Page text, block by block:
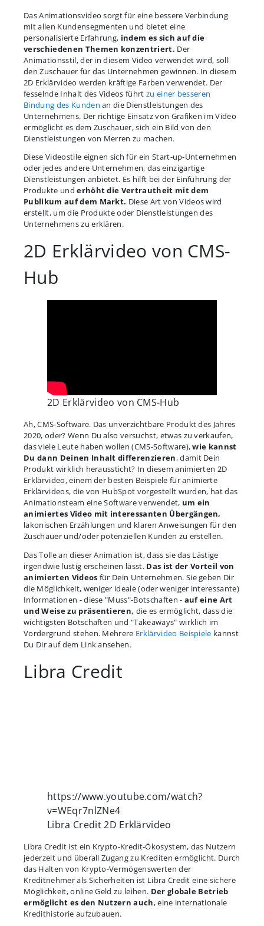
Das Animationsvideo sorgt für eine bessere Verbindung
mit allen Kundensegmenten und bietet eine
personalisierte Erfahrung, indem es sich auf die
verschiedenen Themen konzentriert. Der
Animationsstil, der in diesem Video verwendet wird, soll
den Zuschauer für das Unternehmen gewinnen. In diesem
2D Erklärvideo werden kräftige Farben verwendet. Der
fesselnde Inhalt des Videos führt zu einer besseren
Bindung des Kundenan die Dienstleistungen des
Unternehmens. Der richtige Einsatz von Grafiken im Video
ermöglicht es dem Zuschauer, sich ein Bild von den
Dienstleistungen von Merren zu machen.
Diese Videostile eignen sich für ein Start-up-Unternehmen
oder jedes andere Unternehmen, das einzigartige
Dienstleistungen anbietet. Es hilft bei der Einführung der
Produkte underhöht die Vertrautheit mit dem
Publikum auf dem Markt. Diese Art von Videos wird
erstellt, um die Produkte oder Dienstleistungen des
Unternehmens zu erklären.
2D Erklärvideo von CMS-
Hub
2D Erklärvideo von CMS-Hub
Ah, CMS-Software. Das unverzichtbare Produkt des Jahres
2020, oder? Wenn Du also versuchst, etwas zu verkaufen,
das viele Leute haben wollen (CMS-Software),wie kannst
Du dann Deinen Inhalt differenzieren, damit Dein
Produkt wirklich heraussticht? In diesem animierten 2D
Erklärvideo, einem der besten Beispiele für animierte
Erklärvideos, die von HubSpot vorgestellt wurden, hat das
Animationsteam eine Software verwendet, um ein
animiertes Video mit interessanten Übergängen,
lakonischen Erzählungen und klaren Anweisungen für den
Zuschauer und/oder potenziellen Kunden zu erstellen.
Das Tolle an dieser Animation ist, dass sie das Lästige
irgendwie lustig erscheinen lässt. Das ist der Vorteil von
animierten Videos für Dein Unternehmen. Sie geben Dir
die Möglichkeit, weniger ideale (oder weniger interessante)
Informationen - diese "Muss"-Botschaften - auf eine Art
und Weise zu präsentieren, die es ermöglicht, dass die
wichtigsten Botschaften und "Takeaways" wirklich im
Vordergrund stehen. Mehrere Erklärvideo Beispiele kannst
Du Dir auf dem Link ansehen.
Libra Credit
https://www.youtube.com/watch?
v=WEqr7nlZNe4
Libra Credit 2D Erklärvideo
Libra Credit ist ein Krypto-Kredit-Ökosystem, das Nutzern
jederzeit und überall Zugang zu Krediten ermöglicht. Durch
das Halten von Krypto-Vermögenswerten der
Kreditnehmer als Sicherheiten ist Libra Credit eine sichere
Möglichkeit, online Geld zu leihen. Der globale Betrieb
ermöglicht es den Nutzern auch, eine internationale
Kredithistorie aufzubauen.